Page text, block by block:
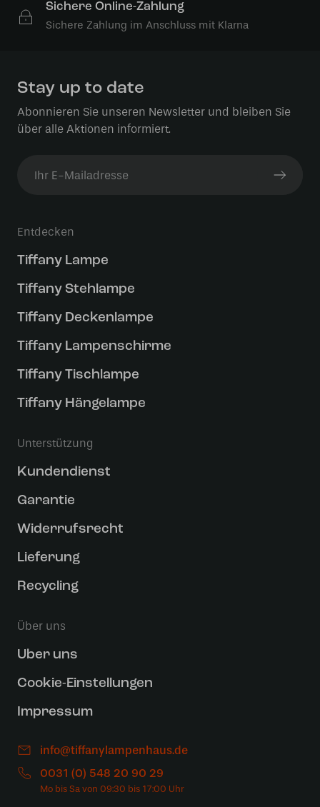
Sichere Online-Zahlung
Sichere Zahlung im Anschluss mit Klarna
Stay up to date
Abonnieren Sie unseren Newsletter und bleiben Sie
über alle Aktionen informiert.
Entdecken
Tiffany Lampe
Tiffany Stehlampe
Tiffany Deckenlampe
Tiffany Lampenschirme
Tiffany Tischlampe
Tiffany Hängelampe
Unterstützung
Kundendienst
Garantie
Widerrufsrecht
Lieferung
Recycling
Über uns
Uber uns
Cookie-Einstellungen
Impressum
info@tiffanylampenhaus.de
0031 (0) 548 20 90 29